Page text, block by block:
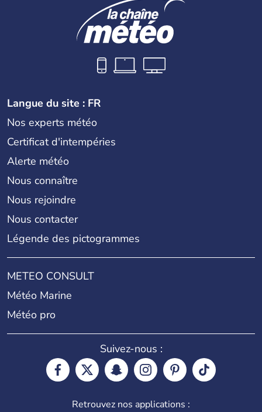
Langue du site : FR
Nos experts météo
Certificat d'intempéries
Alerte météo
Nous connaître
Nous rejoindre
Nous contacter
Légende des pictogrammes
METEO CONSULT
Météo Marine
Météo pro
Suivez-nous :
Retrouvez nos applications :